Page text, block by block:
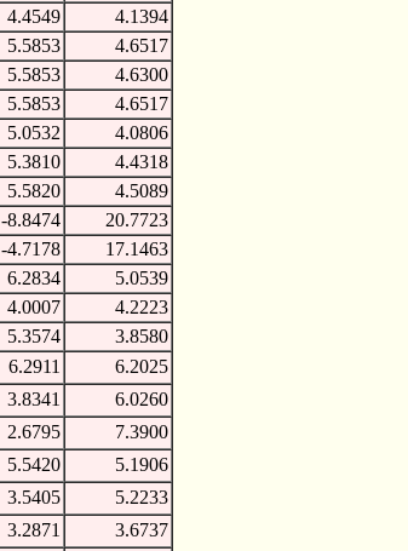
4.4549
4.1394
5.5853
4.6517
5.5853
4.6300
5.5853
4.6517
5.0532
4.0806
5.3810
4.4318
5.5820
4.5089
-8.8474
20.7723
-4.7178
17.1463
6.2834
5.0539
4.0007
4.2223
5.3574
3.8580
6.2911
6.2025
3.8341
6.0260
2.6795
7.3900
5.5420
5.1906
3.5405
5.2233
3.2871
3.6737